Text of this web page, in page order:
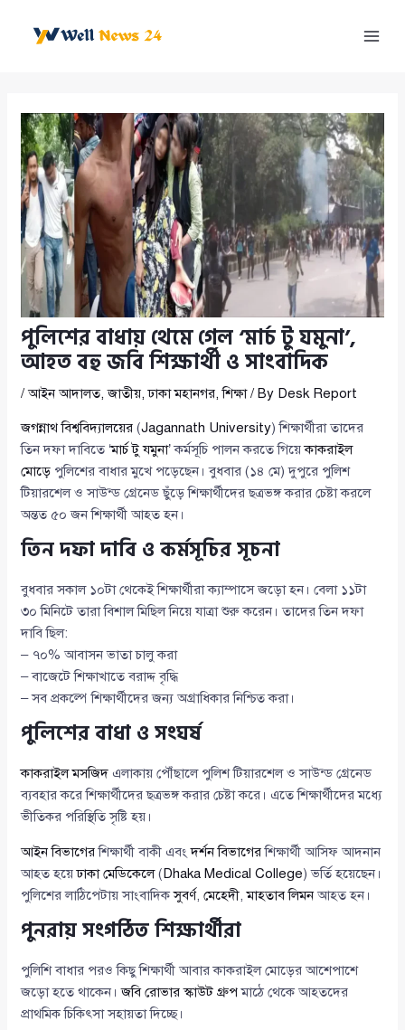
পুলিশের বাধায় থেমে গেল ‘মার্চ টু যমুনা’,
আহত বহু জবি শিক্ষার্থী ও সাংবাদিক
/আইন আদালত,জাতীয়,ঢাকা মহানগর,শিক্ষা/ By Desk Report
জগন্নাথ বিশ্ববিদ্যালয়ের (Jagannath University) শিক্ষার্থীরা তাদের
তিন দফা দাবিতে ‘মার্চ টু যমুনা’ কর্মসূচি পালন করতে গিয়েকাকরাইল
মোড়ে পুলিশের বাধার মুখে পড়েছেন। বুধবার (১৪ মে) দুপুরে পুলিশ
টিয়ারশেল ও সাউন্ড গ্রেনেড ছুঁড়ে শিক্ষার্থীদের ছত্রভঙ্গ করার চেষ্টা করলে
অন্তত ৫০ জন শিক্ষার্থী আহত হন।
তিন দফা দাবি ও কর্মসূচির সূচনা
বুধবার সকাল ১০টা থেকেই শিক্ষার্থীরা ক্যাম্পাসে জড়ো হন। বেলা ১১টা
৩০ মিনিটে তারা বিশাল মিছিল নিয়ে যাত্রা শুরু করেন। তাদের তিন দফা
দাবি ছিল:
– ৭০% আবাসন ভাতা চালু করা
– বাজেটে শিক্ষাখাতে বরাদ্দ বৃদ্ধি
– সব প্রকল্পে শিক্ষার্থীদের জন্য অগ্রাধিকার নিশ্চিত করা।
পুলিশের বাধা ও সংঘর্ষ
কাকরাইল মসজিদ এলাকায় পৌঁছালে পুলিশ টিয়ারশেল ও সাউন্ড গ্রেনেড
ব্যবহার করে শিক্ষার্থীদের ছত্রভঙ্গ করার চেষ্টা করে। এতে শিক্ষার্থীদের মধ্যে
ভীতিকর পরিস্থিতি সৃষ্টি হয়।
আইন বিভাগেরশিক্ষার্থী বাকী এবংদর্শন বিভাগেরশিক্ষার্থী আসিফ আদনান
আহত হয়েঢাকা মেডিকেলে(Dhaka Medical College) ভর্তি হয়েছেন।
পুলিশের লাঠিপেটায় সাংবাদিকসুবর্ণ,মেহেদী,মাহতাব লিমনআহত হন।
পুনরায় সংগঠিত শিক্ষার্থীরা
পুলিশি বাধার পরও কিছু শিক্ষার্থী আবার কাকরাইল মোড়ের আশেপাশে
জড়ো হতে থাকেন।জবি রোভার স্কাউট গ্রুপমাঠে থেকে আহতদের
প্রাথমিক চিকিৎসা সহায়তা দিচ্ছে।